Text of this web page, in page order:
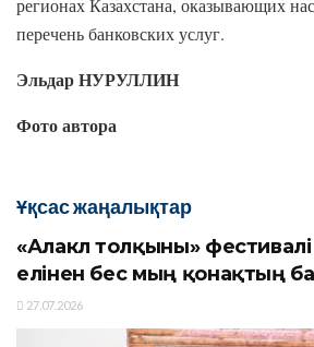
регионах Казахстана, оказывающих
перечень банковских услуг.
Эльдар НУРУЛЛИН
Фото автора
Ұқсас жаңалықтар
«Алакөл толқыны»
елінен бес мың қонақтың
27.07.2026